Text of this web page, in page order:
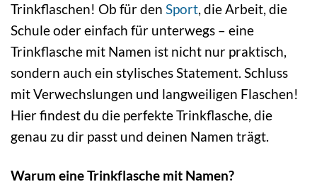
Trinkflaschen! Ob für den Sport, die Arbeit, die
Schule oder einfach für unterwegs – eine
Trinkflasche mit Namen ist nicht nur praktisch,
sondern auch ein stylisches Statement. Schluss
mit Verwechslungen und langweiligen Flaschen!
Hier findest du die perfekte Trinkflasche, die
genau zu dir passt und deinen Namen trägt.
Warum eine Trinkflasche mit Namen?